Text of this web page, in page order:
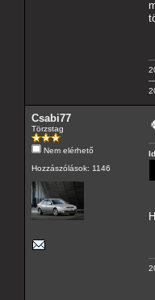
Csabi77
Törzstag
Nem elérhető
Hozzászólások: 1146